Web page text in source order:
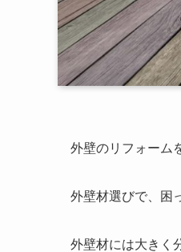
外壁のリフォーム
外壁材選びで、困
外壁材には大きく